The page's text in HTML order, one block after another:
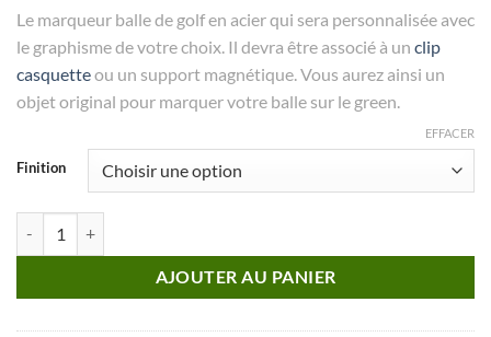
Le marqueur balle de golf en acier qui sera personnalisée avec
le graphisme de votre choix. Il devra être associé à un clip
casquetteou un support magnétique. Vous aurez ainsi un
objet original pour marquer votre balle sur le green.
Finition
EFFACER
AJOUTER AU PANIER